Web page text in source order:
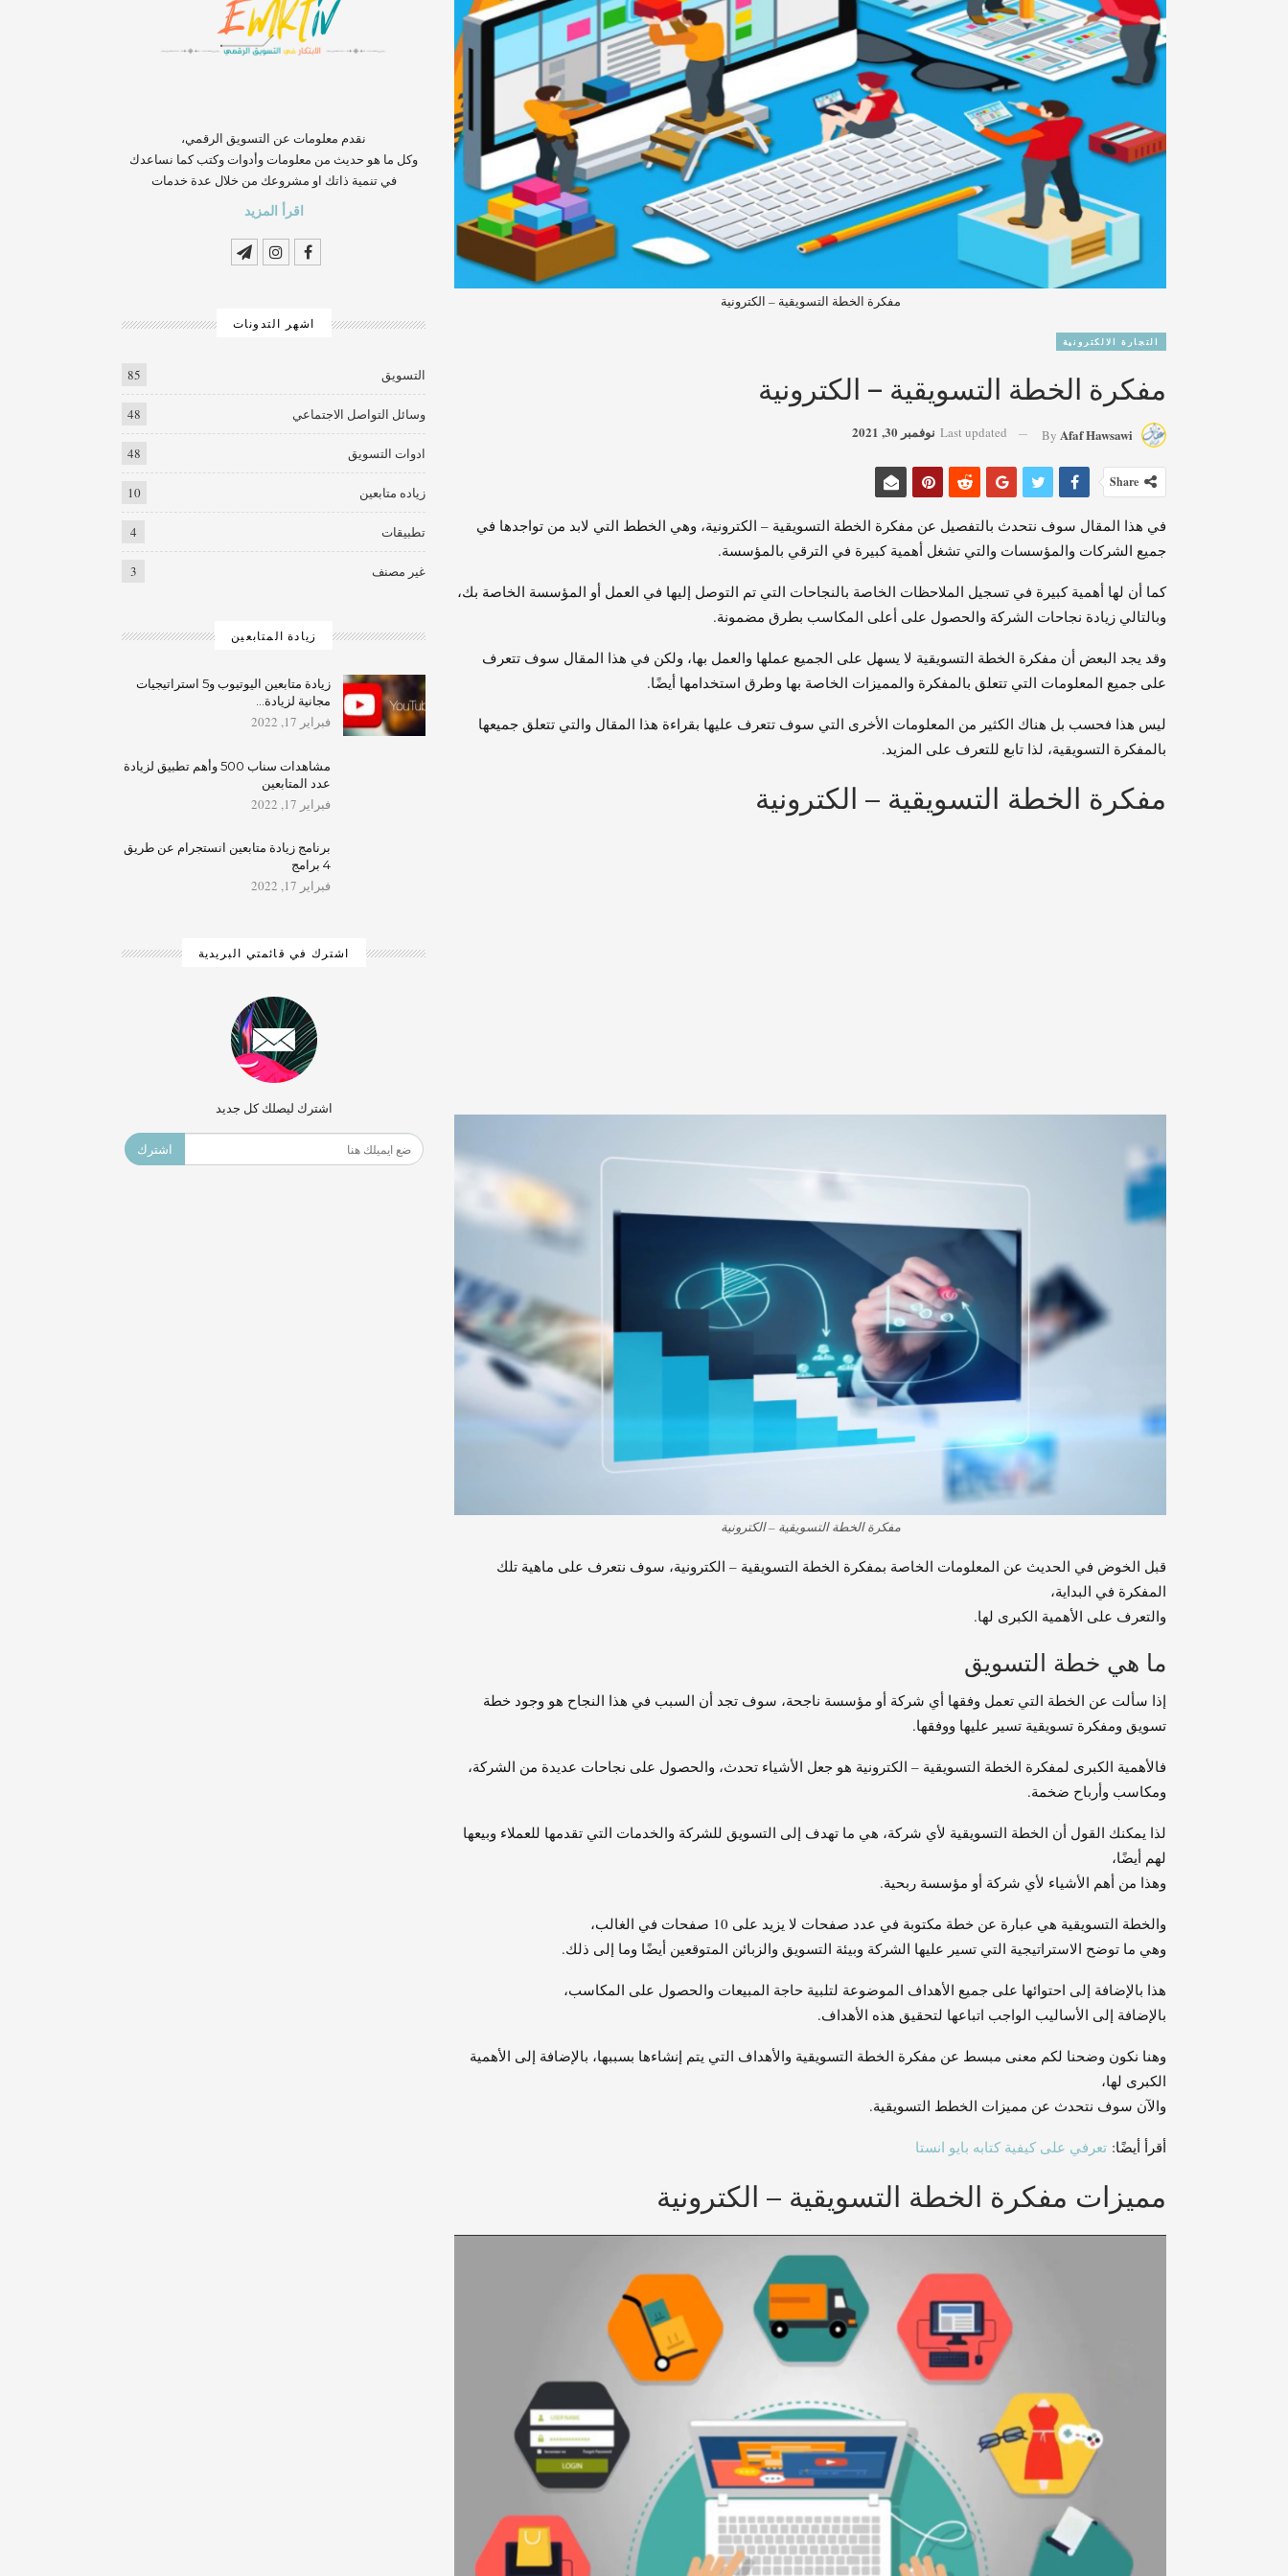
مفكرة الخطة التسويقية – الكترونية
التجارة الالكترونية
مفكرة الخطة التسويقية – الكترونية
By Afaf Hawsawi
Last updated نوفمبر 30, 2021
Share
في هذا المقال سوف نتحدث بالتفصيل عن مفكرة الخطة التسويقية – الكترونية، وهي الخطط التي لابد من تواجدها في
جميع الشركات والمؤسسات والتي تشغل أهمية كبيرة في الترقي بالمؤسسة.
كما أن لها أهمية كبيرة في تسجيل الملاحظات الخاصة بالنجاحات التي تم التوصل إليها في العمل أو المؤسسة الخاصة بك،
وبالتالي زيادة نجاحات الشركة والحصول على أعلى المكاسب بطرق مضمونة.
وقد يجد البعض أن مفكرة الخطة التسويقية لا يسهل على الجميع عملها والعمل بها، ولكن في هذا المقال سوف تتعرف
على جميع المعلومات التي تتعلق بالمفكرة والمميزات الخاصة بها وطرق استخدامها أيضًا.
ليس هذا فحسب بل هناك الكثير من المعلومات الأخرى التي سوف تتعرف عليها بقراءة هذا المقال والتي تتعلق جميعها
بالمفكرة التسويقية، لذا تابع للتعرف على المزيد.
مفكرة الخطة التسويقية – الكترونية
مفكرة الخطة التسويقية – الكترونية
قبل الخوض في الحديث عن المعلومات الخاصة بمفكرة الخطة التسويقية – الكترونية، سوف نتعرف على ماهية تلك
المفكرة في البداية،
والتعرف على الأهمية الكبرى لها.
ما هي خطة التسويق
إذا سألت عن الخطة التي تعمل وفقها أي شركة أو مؤسسة ناجحة، سوف تجد أن السبب في هذا النجاح هو وجود خطة
تسويق ومفكرة تسويقية تسير عليها ووفقها.
فالأهمية الكبرى لمفكرة الخطة التسويقية – الكترونية هو جعل الأشياء تحدث، والحصول على نجاحات عديدة من الشركة،
ومكاسب وأرباح ضخمة.
لذا يمكنك القول أن الخطة التسويقية لأي شركة، هي ما تهدف إلى التسويق للشركة والخدمات التي تقدمها للعملاء وبيعها
لهم أيضًا،
وهذا من أهم الأشياء لأي شركة أو مؤسسة ربحية.
والخطة التسويقية هي عبارة عن خطة مكتوبة في عدد صفحات لا يزيد على 10 صفحات في الغالب،
وهي ما توضح الاستراتيجية التي تسير عليها الشركة وبيئة التسويق والزبائن المتوقعين أيضًا وما إلى ذلك.
هذا بالإضافة إلى احتوائها على جميع الأهداف الموضوعة لتلبية حاجة المبيعات والحصول على المكاسب،
بالإضافة إلى الأساليب الواجب اتباعها لتحقيق هذه الأهداف.
وهنا نكون وضحنا لكم معنى مبسط عن مفكرة الخطة التسويقية والأهداف التي يتم إنشاءها بسببها، بالإضافة إلى الأهمية
الكبرى لها،
والآن سوف نتحدث عن مميزات الخطط التسويقية.
أقرأ أيضًا: تعرفي على كيفية كتابه بايو انستا
مميزات مفكرة الخطة التسويقية – الكترونية
‏‏‏‏‏‏‏‏‏‏‏‏‏‏‏‏‏‏‏‏‏‏‏‏‏‏‏‏‏‏‏نقدم معلومات عن التسويق الرقمي،
وكل ما هو حديث من معلومات وأدوات وكتب كما نساعدك
في تنمية ذاتك او مشروعك من خلال عدة خدمات
اقرأ المزيد
اشهر التدونات
التسويق 85
وسائل التواصل الاجتماعي 48
ادوات التسويق 48
زياده متابعين 10
تطبيقات 4
غير مصنف 3
زيادة المتابعين
زيادة متابعين اليوتيوب و5 استراتيجيات
مجانية لزيادة…
فبراير 17, 2022
مشاهدات سناب 500 وأهم تطبيق لزيادة
عدد المتابعين
فبراير 17, 2022
برنامج زيادة متابعين انستجرام عن طريق
4 برامج
فبراير 17, 2022
اشترك في قائمتي البريدية
اشترك ليصلك كل جديد
اشترك